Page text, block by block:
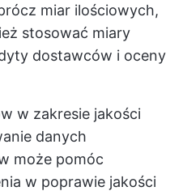
miar ilościowych,
stosować miary
dostawców i oceny
w zakresie jakości
danych
może pomóc
w poprawie jakości